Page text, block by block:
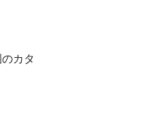
カタ